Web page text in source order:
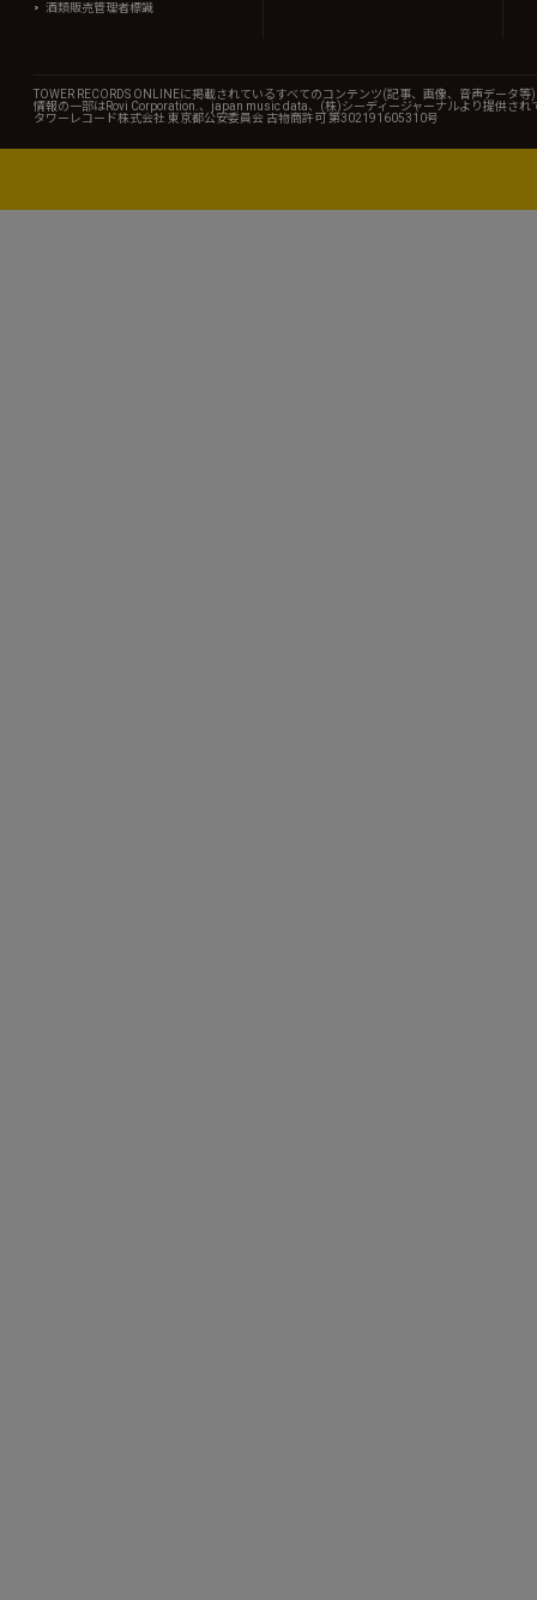
酒類販売管理者標識
TOWER RECORDS ONLINEに掲載されているすべてのコンテンツ(記事、画像、音声データ
情報の一部はRovi Corporation.、japan music data、(株)シーディージャーナルより提供され
タワーレコード株式会社 東京都公安委員会 古物商許可 第302191605310号